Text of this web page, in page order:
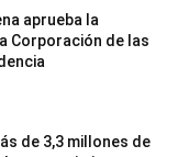
aprueba la
Corporación de las
de 3,3 millones de